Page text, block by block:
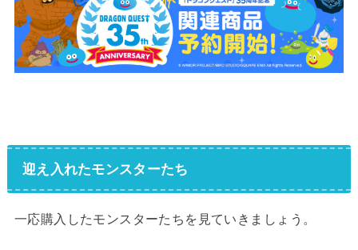
迎え入れたモンスターたち
一応購入したモンスターたちを見ていきましょう。